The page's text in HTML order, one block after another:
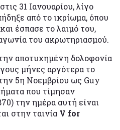
31 Ιανουαρίου, λίγο
από το ικρίωμα, όπου
έσπασε το λαιμό του,
του ακρωτηριασμού.
αποτυχημένη δολοφονία
μήνες αργότερα το
5η Νοεμβρίου ως Guy
που τίμησαν
την ημέρα αυτή είναι
στην ταινία V for